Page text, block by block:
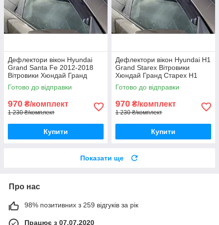
Дефлектори вікон Hyundai
Grand Santa Fe 2012-2018
Вітровики Хюндай Гранд
Санта Фе дефлектори 4шт з
2012 по 2018
Готово до відправки
970 ₴/комплект
1 230 ₴/комплект
Купити
Дефлектори вікон Hyundai H1
Grand Starex Вітровики
Хюндай Гранд Старех Н1
дефлектори 4шт
Готово до відправки
970 ₴/комплект
1 230 ₴/комплект
Купити
Показати ще
Про нас
98% позитивних з 259 відгуків за рік
Працює з 07.07.2020